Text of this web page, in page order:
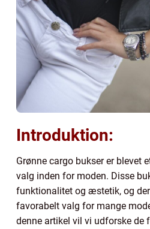
Introduktion:
Grønne cargo bukser er
valg inden for moden. Disse
funktionalitet og æstetik, og
favorabelt valg for mange
denne artikel vil vi udforske de